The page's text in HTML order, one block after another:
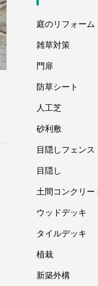
庭のリフォーム
雑草対策
門扉
防草シート
人工芝
砂利敷
目隠しフェンス
目隠し
土間コンクリー
ウッドデッキ
タイルデッキ
植栽
新築外構